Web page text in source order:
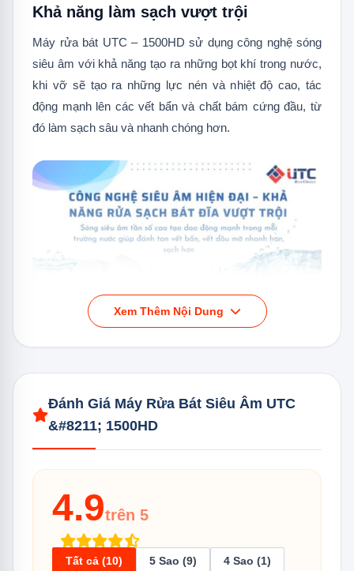
Khả năng làm sạch vượt trội
Máy rửa bát UTC – 1500HD sử dụng công nghệ sóng
siêu âm với khả năng tạo ra những bọt khí trong nước,
khi vỡ sẽ tạo ra những lực nén và nhiệt độ cao, tác
động mạnh lên các vết bẩn và chất bám cứng đầu, từ
đó làm sạch sâu và nhanh chóng hơn.
vượt trội
Công nghệ này không chỉ giúp loại bỏ bụi bẩn, vết dầu
mỡ mà còn tác động mạnh mẽ lên bề mặt vật dụng,
giúp làm sạch những vị trí khó tiếp cận, những khe hở
nhỏ mà các phương pháp rửa thông thường không thể
làm được.
Xem Thêm Nội Dung
Đánh Giá Máy Rửa Bát Siêu Âm UTC
&#8211; 1500HD
4.9trên 5
Tất cả (10) 5 Sao (9) 4 Sao (1)